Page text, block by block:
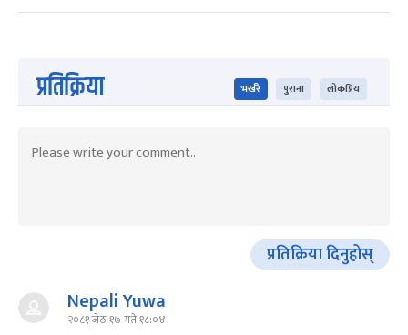
प्रतिक्रिया भर्खरै पुराना लोकप्रिय
प्रतिक्रिया दिनुहोस्
Nepali Yuwa
२०८१ जेठ १७ गते १८:०४